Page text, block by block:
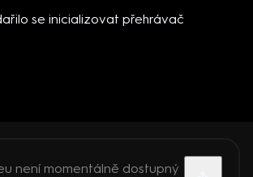
se inicializovat přehrávač
není momentálně dostupný